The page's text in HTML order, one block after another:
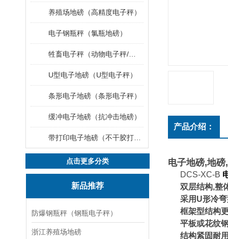
养殖场地磅（高精度电子秤）
电子钢瓶秤（氯瓶地磅）
U型电子地磅（U型电子秤）
条形电子地磅（条形电子秤）
缓冲电子地磅（抗冲击地磅）
点击更多分类
新品推荐
防爆钢瓶秤（钢瓶电子秤）
浙江养殖场地磅
产品介绍：
电子地磅,地磅
DCS-XC-B
双层结构,整
采用 U形冷
框架型结构
平板或花纹
结构紧固耐